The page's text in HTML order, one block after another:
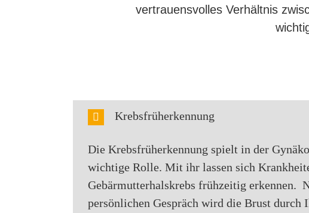
vertrauensvolles Verhältnis
Krebsfrüherkennung
Die Krebsfrüherkennung spielt in der
wichtige Rolle. Mit ihr lassen sich
Gebärmutterhalskrebs frühzeitig erkennen.
persönlichen Gespräch wird die Brust durch